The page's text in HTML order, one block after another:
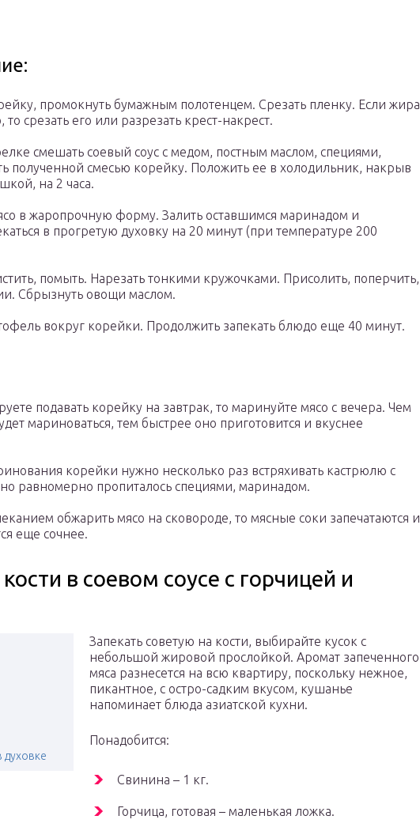
промокнуть бумажным полотенцем. Срезать пленку. Если жира
то срезать его или разрезать крест-накрест.
смешать соевый соус с медом, постным маслом, специями,
полученной смесью корейку. Положить ее в холодильник, накрыв
на 2 часа.
в жаропрочную форму. Залить оставшимся маринадом и
в прогретую духовку на 20 минут (при температуре 200
помыть. Нарезать тонкими кружочками. Присолить, поперчить,
Сбрызнуть овощи маслом.
вокруг корейки. Продолжить запекать блюдо еще 40 минут.
подавать корейку на завтрак, то маринуйте мясо с вечера. Чем
мариноваться, тем быстрее оно приготовится и вкуснее
корейки нужно несколько раз встряхивать кастрюлю с
равномерно пропиталось специями, маринадом.
обжарить мясо на сковороде, то мясные соки запечатаются и
еще сочнее.
в соевом соусе с горчицей и
духовке
Запекать советую на кости, выбирайте кусок с
небольшой жировой прослойкой. Аромат запеченного
мяса разнесется на всю квартиру, поскольку нежное,
пикантное, с остро-садким вкусом, кушанье
напоминает блюда азиатской кухни.
Понадобится:
Свинина – 1 кг.
Горчица, готовая – маленькая ложка.